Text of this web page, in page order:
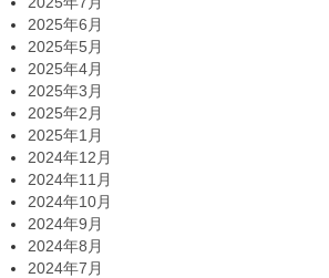
2025年6月
2025年5月
2025年4月
2025年3月
2025年2月
2025年1月
2024年12月
2024年11月
2024年10月
2024年9月
2024年8月
2024年7月